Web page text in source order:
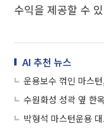
수익을 제공할 수
AI 추천 뉴스